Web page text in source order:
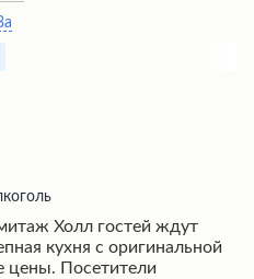
Холл гостей ждут
кухня с оригинальной
цены. Посетители